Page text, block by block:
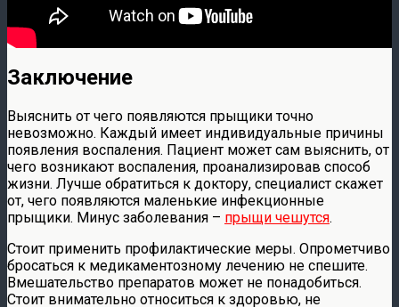
Заключение
Выяснить от чего появляются прыщики точно
невозможно. Каждый имеет индивидуальные причины
появления воспаления. Пациент может сам выяснить, от
чего возникают воспаления, проанализировав способ
жизни. Лучше обратиться к доктору, специалист скажет
от, чего появляются маленькие инфекционные
прыщики. Минус заболевания – прыщи чешутся.
Стоит применить профилактические меры. Опрометчиво
бросаться к медикаментозному лечению не спешите.
Вмешательство препаратов может не понадобиться.
Стоит внимательно относиться к здоровью, не